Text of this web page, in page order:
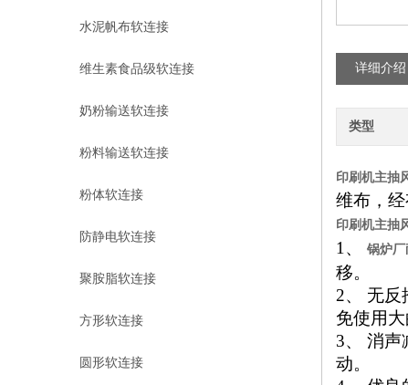
水泥帆布软连接
维生素食品级软连接
奶粉输送软连接
粉料输送软连接
粉体软连接
防静电软连接
聚胺脂软连接
方形软连接
圆形软连接
详细介绍
类型
印刷机主抽
维布，
印刷机主抽
1、
锅炉
移。
2、 无反
免使用
3、 消声
动。